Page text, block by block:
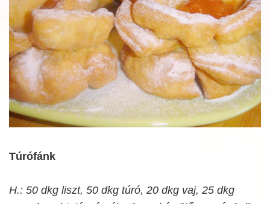
Túrófánk
H.: 50 dkg liszt, 50 dkg túró, 20 dkg vaj, 25 dkg